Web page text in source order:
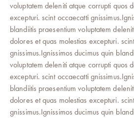
voluptatem deleniti atque corrupti quos
excepturi. scint occaecatti
blandiitis praesentium voluptatem
dolores et quas molestias excepturi.
gnissimus.Ignissimos ducimus quin
voluptatem deleniti atque corrupti quos
excepturi. scint occaecatti
blandiitis praesentium voluptatem
dolores et quas molestias excepturi.
gnissimus.Ignissimos ducimus quin